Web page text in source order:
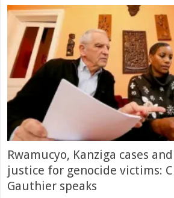
Rwamucyo, Kanziga cases
justice for genocide victims:
Gauthier speaks